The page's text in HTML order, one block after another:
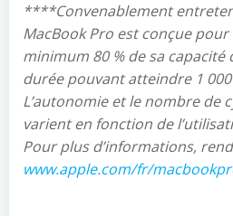
****Convenablement
MacBook Pro est conçue
minimum 80 % de sa capacité
durée pouvant atteindre 1
L’autonomie et le nombre de
varient en fonction de
Pour plus d’informations,
www.apple.com/fr/